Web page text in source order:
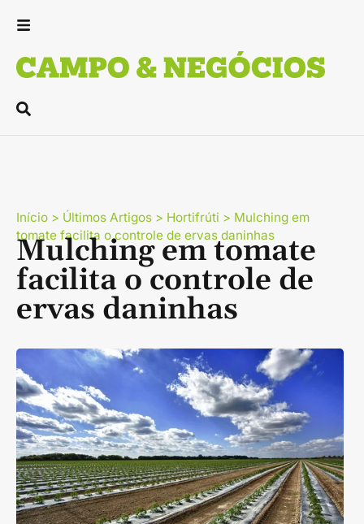
Início > Últimos Artigos > Hortifrúti > Mulching em
tomate facilita o controle de ervas daninhas
Mulching em tomate
facilita o controle de
ervas daninhas